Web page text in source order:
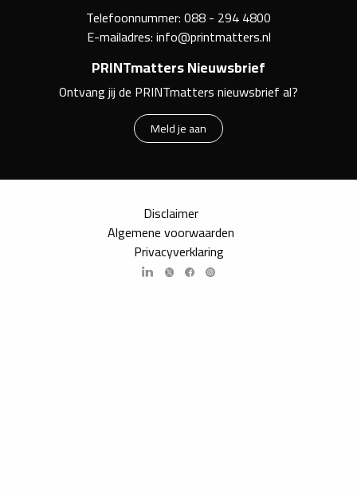
Telefoonnummer:088 - 294 4800
E-mailadres:info@printmatters.nl
PRINTmatters Nieuwsbrief
Ontvang jij de PRINTmatters nieuwsbrief al?
Meld je aan
Disclaimer
Algemene voorwaarden
Privacyverklaring